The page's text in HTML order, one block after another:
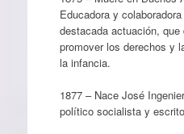
Educadora y
destacada actuación,
promover los derechos y
la infancia.
1877 – Nace José
político socialista y